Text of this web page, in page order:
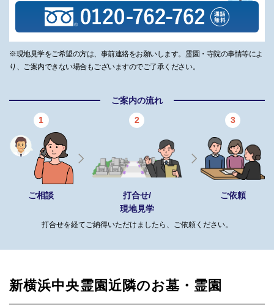
※現地見学をご希望の方は、事前連絡をお願いします。霊園・寺院の事情等によ
り、ご案内できない場合もございますのでご了承ください。
ご案内の流れ
1
ご相談
2
打合せ/
現地見学
3
ご依頼
打合せを経てご納得いただけましたら、ご依頼ください。
新横浜中央霊園近隣のお墓・霊園